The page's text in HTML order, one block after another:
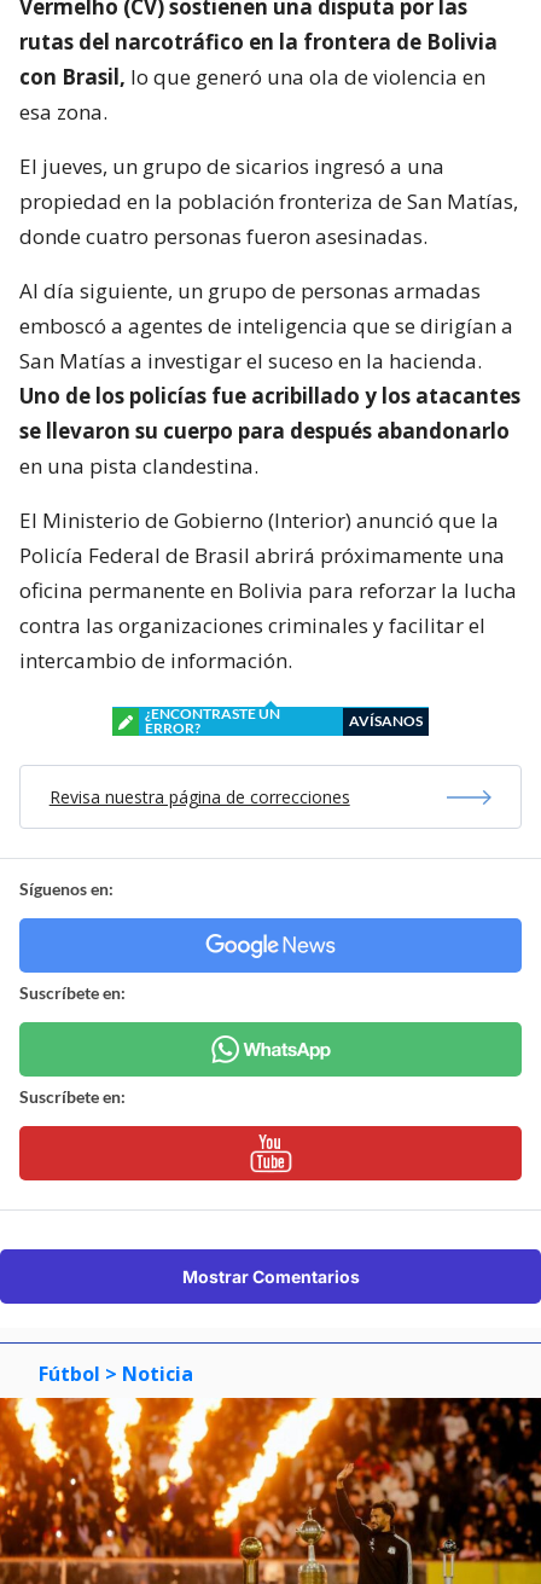
Vermelho (CV) sostienen una disputa por las
rutas del narcotráfico en la frontera de Bolivia
con Brasil, lo que generó una ola de violencia en
esa zona.
El jueves, un grupo de sicarios ingresó a una
propiedad en la población fronteriza de San Matías,
donde cuatro personas fueron asesinadas.
Al día siguiente, un grupo de personas armadas
emboscó a agentes de inteligencia que se dirigían a
San Matías a investigar el suceso en la hacienda.
Uno de los policías fue acribillado y los atacantes
se llevaron su cuerpo para después abandonarlo
en una pista clandestina.
El Ministerio de Gobierno (Interior) anunció que la
Policía Federal de Brasil abrirá próximamente una
oficina permanente en Bolivia para reforzar la lucha
contra las organizaciones criminales y facilitar el
intercambio de información.
¿ENCONTRASTE UN
ERROR?
AVÍSANOS
Revisa nuestra página de correcciones
Síguenos en:
Suscríbete en:
Suscríbete en:
Mostrar Comentarios
Fútbol > Noticia